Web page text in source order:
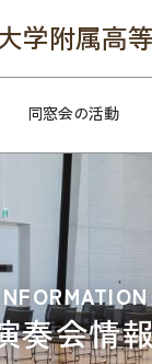
学附属高
同窓会の活動
奏会情